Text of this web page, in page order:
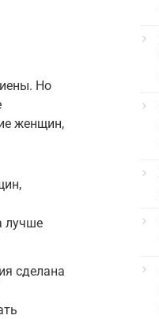
Но
женщин,
лучше
сделана